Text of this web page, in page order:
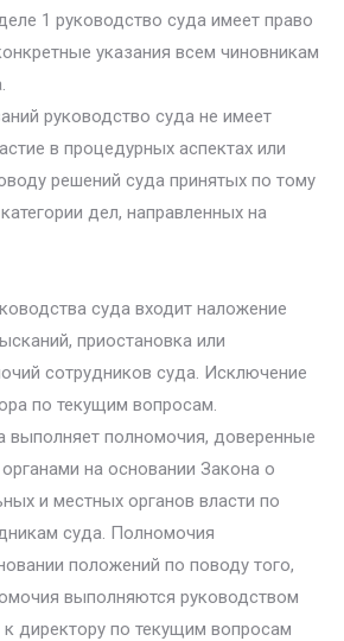
1 руководство суда имеет право
указания всем чиновникам
руководство суда не имеет
в процедурных аспектах или
решений суда принятых по тому
дел, направленных на
суда входит наложение
приостановка или
сотрудников суда. Исключение
по текущим вопросам.
выполняет полномочия, доверенные
на основании Закона о
и местных органов власти по
суда. Полномочия
положений по поводу того,
выполняются руководством
директору по текущим вопросам